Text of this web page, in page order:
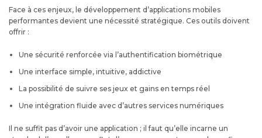
Face à ces enjeux, le développement d’applications mobiles
performantes devient une nécessité stratégique. Ces outils doivent
offrir :
Une sécurité renforcée via l’authentification biométrique
Une interface simple, intuitive, addictive
La possibilité de suivre ses jeux et gains en temps réel
Une intégration fluide avec d’autres services numériques
Il ne suffit pas d’avoir une application ; il faut qu’elle incarne un